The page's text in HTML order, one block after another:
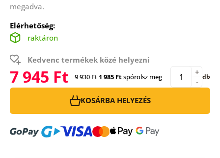
megadva.
Elérhetőség:
raktáron
Kedvenc termékek közé helyezni
7 945 Ft 9 930 Ft 1 985 Ftspórolsz meg -
+ db
KOSÁRBA HELYEZÉS